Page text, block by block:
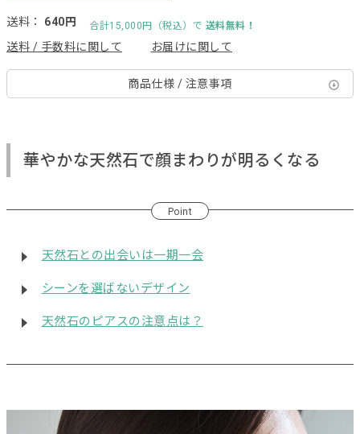
送料： 640円 合計15,000円（税込）で 送料無料！
送料 / 手数料に関して お届けに関して
商品仕様 / 注意事項
華やかな天然石で顔まわりが明るくなる
Point
天然石との出会いは一期一会
シーンを選ばないデザイン
天然石のピアスの注意点は？